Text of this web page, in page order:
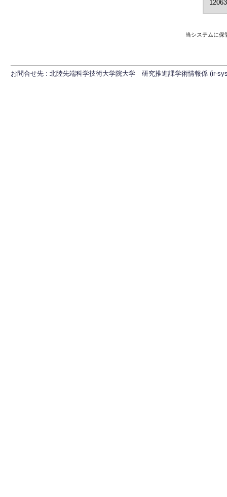
当システムに保
お問合せ先 : 北陸先端科学技術大学院大学 研究推進課学術情報係 (ir-